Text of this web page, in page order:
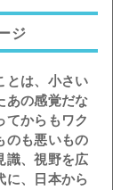
ジ
とは、小さい
あの感覚だな
てからもワク
のも悪いもの
識、視野を広
に、日本から